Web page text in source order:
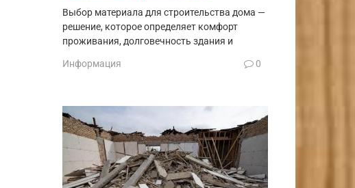
Выбор материала для строительства дома —
решение, которое определяет комфорт
проживания, долговечность здания и
Информация 0